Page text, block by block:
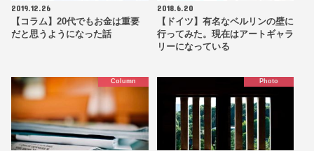
2019.12.26
【コラム】20代でもお金は重要
だと思うようになった話
2018.6.20
【ドイツ】有名なベルリンの壁に
行ってみた。現在はアートギャラ
リーになっている
Column Photo